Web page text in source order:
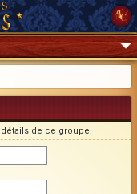
de ce groupe.